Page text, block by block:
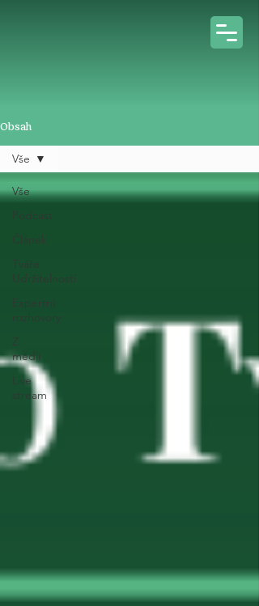
Obsah
Vše
Podcast
Článek
Tváře
Udržitelnosti
Expertní
rozhovory
Z
médií
Live
stream
Vše